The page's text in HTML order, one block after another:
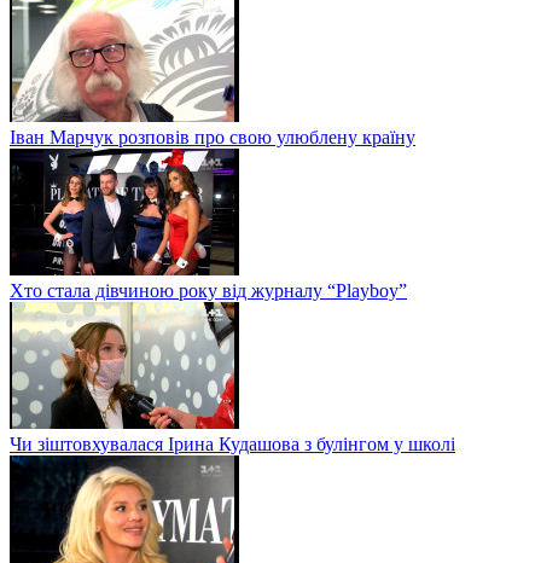
Іван Марчук розповів про свою улюблену країну
Хто стала дівчиною року від журналу “Playboy”
Чи зіштовхувалася Ірина Кудашова з булінгом у школі